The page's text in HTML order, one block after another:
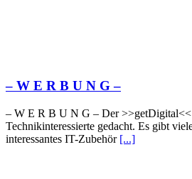
– W Ε R Β U Ν G –
– W Ε R Β U Ν G – Der >>getDigital<<
Technikinteressierte gedacht. Es gibt
interessantes IT-Zubehör [...]